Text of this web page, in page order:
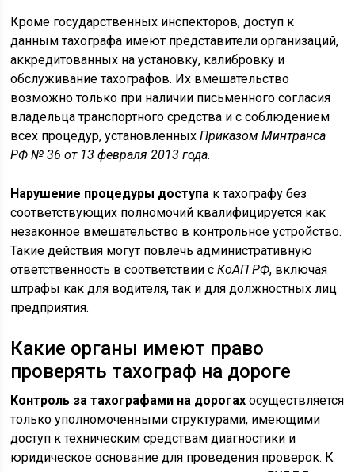
Кроме государственных инспекторов, доступ к
данным тахографа имеют представители организаций,
аккредитованных на установку, калибровку и
обслуживание тахографов. Их вмешательство
возможно только при наличии письменного согласия
владельца транспортного средства и с соблюдением
всех процедур, установленныхПриказом Минтранса
РФ № 36 от 13 февраля 2013 года.
Нарушение процедуры доступа к тахографу без
соответствующих полномочий квалифицируется как
незаконное вмешательство в контрольное устройство.
Такие действия могут повлечь административную
ответственность в соответствии сКоАП РФ, включая
штрафы как для водителя, так и для должностных лиц
предприятия.
Какие органы имеют право
проверять тахограф на дороге
Контроль за тахографами на дорогах осуществляется
только уполномоченными структурами, имеющими
доступ к техническим средствам диагностики и
юридическое основание для проведения проверок. К